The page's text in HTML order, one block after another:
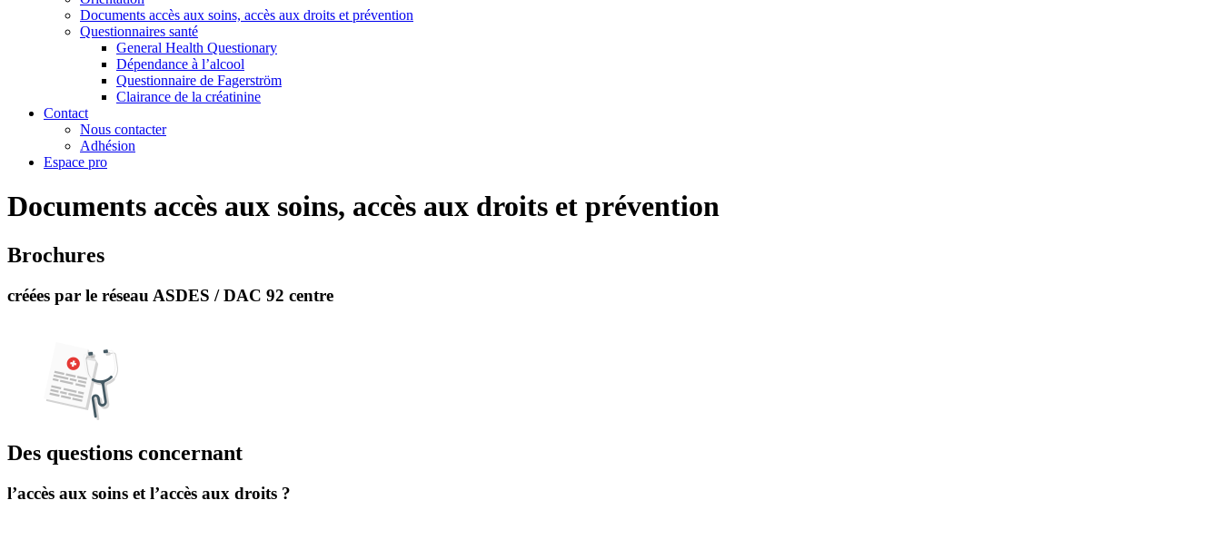
Documents accès aux soins, accès aux droits et prévention
Questionnaires santé
General Health Questionary
Dépendance à l’alcool
Questionnaire de Fagerström
Clairance de la créatinine
Contact
Nous contacter
Adhésion
Espace pro
Documents accès aux soins, accès aux droits et prévention
Brochures
créées par le réseau ASDES / DAC 92 centre
Des questions concernant
l’accès aux soins et l’accès aux droits ?